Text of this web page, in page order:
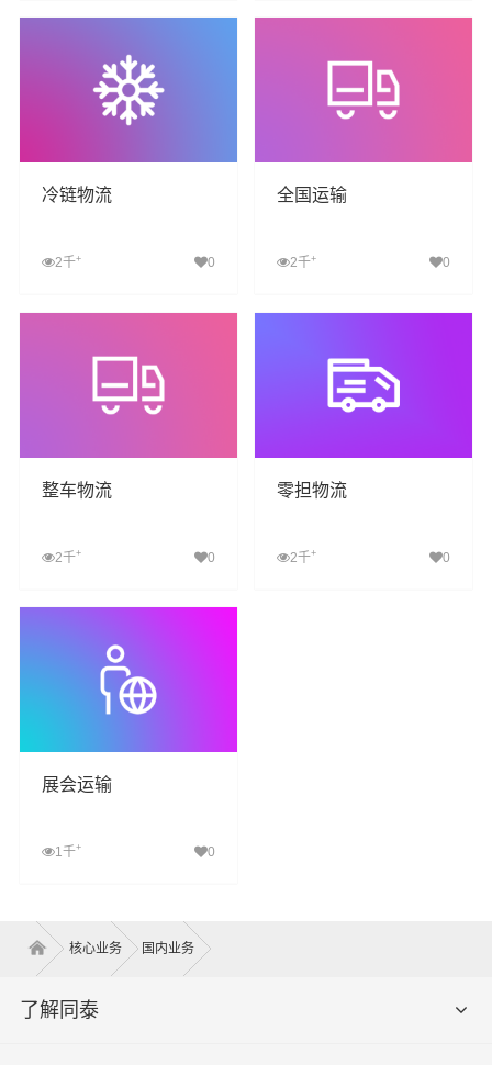
查看详细 查看详细
冷链物流
2千+ 0
查看详细
全国运输
2千+ 0
查看详细
整车物流
2千+ 0
查看详细
零担物流
2千+ 0
展会运输
1千+ 0
核心业务 国内业务
了解同泰